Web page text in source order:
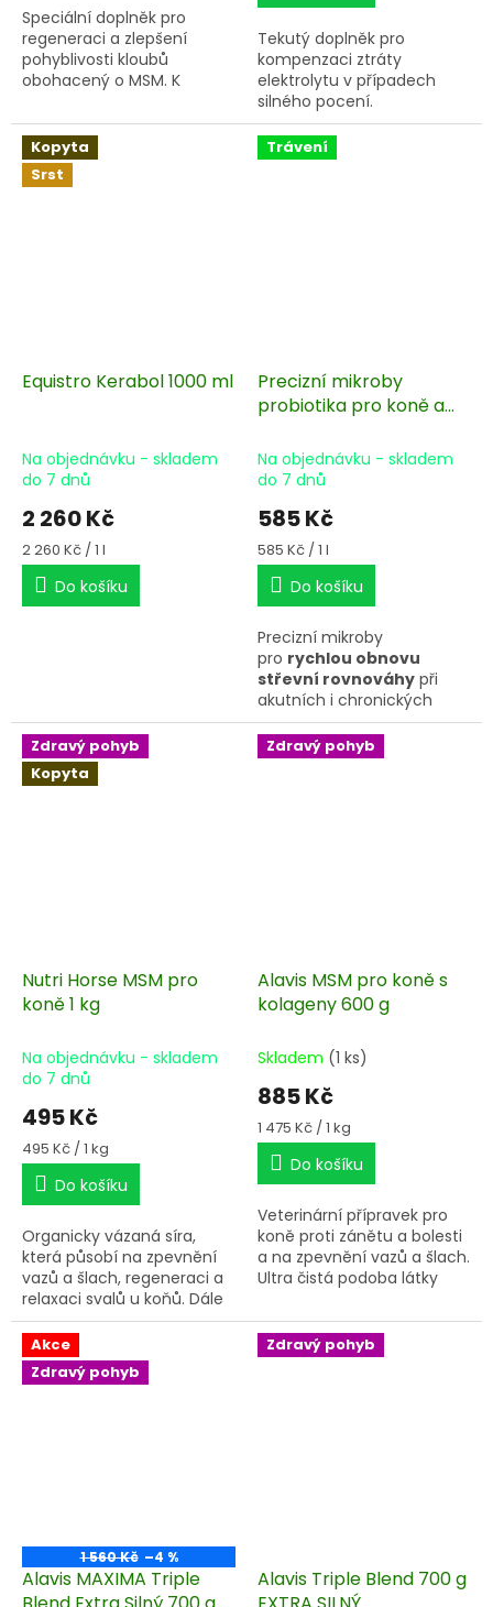
Speciální doplněk pro
regeneraci a zlepšení
pohyblivosti kloubů
obohacený o MSM. K
kloubních chrupavek,
kloubních pouzder, vazů,
šlach a pojivových tkání.
Tekutý doplněk pro
kompenzaci ztráty
elektrolytu v případech
silného pocení.
Kopyta
Srst
Equistro Kerabol 1000 ml
Na objednávku - skladem
do 7 dnů
2 260 Kč
Měrná
cena:
2 260 Kč / 1 l
Do košíku
Trávení
Precizní mikroby
probiotika pro koně a
Na objednávku - skladem
do 7 dnů
585 Kč
Měrná
cena:
585 Kč / 1 l
Do košíku
Precizní mikroby
pro rychlou obnovu
střevní rovnováhy při
akutních i chronických
problémech s trávením,
jako jsou průjmy, koliky
nebo kotwasser.
Zdravý pohyb
Kopyta
Nutri Horse MSM pro
koně 1 kg
Na objednávku - skladem
do 7 dnů
495 Kč
Měrná
cena:
495 Kč / 1 kg
Do košíku
Organicky vázaná síra,
která působí na zpevnění
vazů a šlach, regeneraci a
relaxaci svalů u koňů. Dále
vykazuje silné antioxidační
a jiné pozitivní účinky a je
jedinečným zdrojem
sirných sloučenin, které v
Zdravý pohyb
Alavis MSM pro koně s
kolageny 600 g
Skladem (1 ks)
885 Kč
Měrná
cena:
1 475 Kč / 1 kg
Do košíku
Veterinární přípravek pro
koně proti zánětu a bolesti
a na zpevnění vazů a šlach.
Ultra čistá podoba látky
značkovými kolageny
Collyss a Cartidyss. Vhodné
po úrazech a operacích.
Akce
Zdravý pohyb
1 560 Kč –4 %
Alavis MAXIMA Triple
Zdravý pohyb
Alavis Triple Blend 700 g